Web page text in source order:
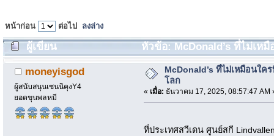
หน้าก่อน ต่อไป ลงล่าง
ผู้เขียน หัวข้อ: McDonald’s ที่ไม่เห
moneyisgod
ผู้สนับสนุนเซนนิคุงY4
ยอดขุนพลหมี
McDonald’s ที่ไม่เหมือนใค
โลก
« เมื่อ: ธันวาคม 17, 2025, 08:57:47 AM
ที่ประเทศสวีเดน ศูนย์สกี